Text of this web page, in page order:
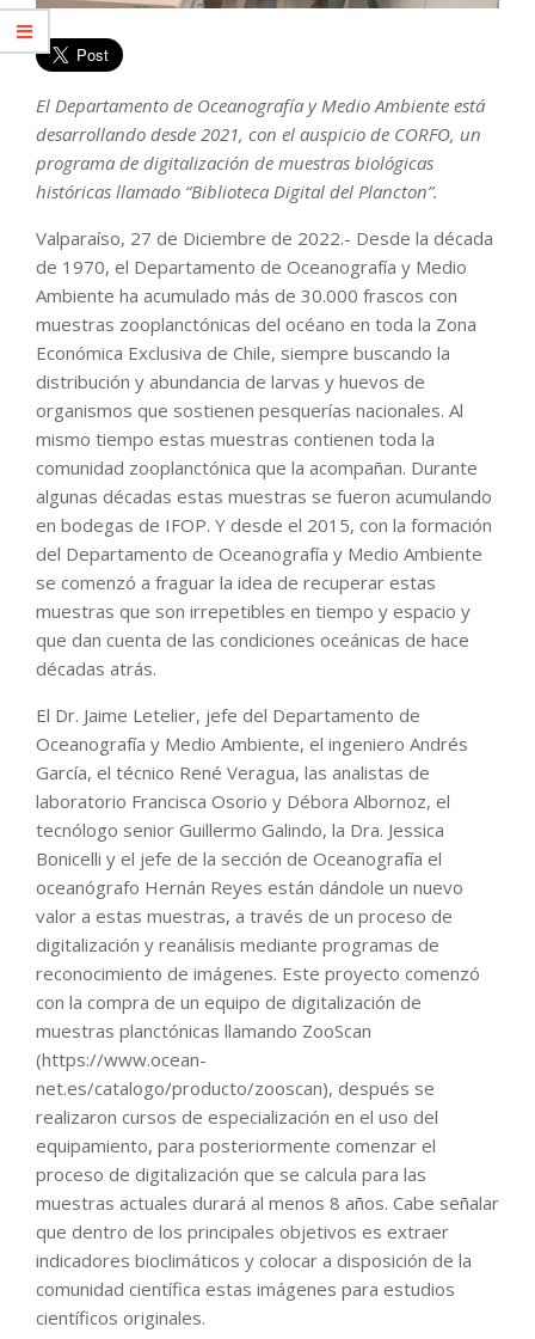
El Departamento de Oceanografía y Medio Ambiente está
desarrollando desde 2021, con el auspicio de CORFO, un
programa de digitalización de muestras biológicas
históricas llamado “Biblioteca Digital del Plancton”.
Valparaíso, 27 de Diciembre de 2022.- Desde la década
de 1970, el Departamento de Oceanografía y Medio
Ambiente ha acumulado más de 30.000 frascos con
muestras zooplanctónicas del océano en toda la Zona
Económica Exclusiva de Chile, siempre buscando la
distribución y abundancia de larvas y huevos de
organismos que sostienen pesquerías nacionales. Al
mismo tiempo estas muestras contienen toda la
comunidad zooplanctónica que la acompañan. Durante
algunas décadas estas muestras se fueron acumulando
en bodegas de IFOP. Y desde el 2015, con la formación
del Departamento de Oceanografía y Medio Ambiente
se comenzó a fraguar la idea de recuperar estas
muestras que son irrepetibles en tiempo y espacio y
que dan cuenta de las condiciones oceánicas de hace
décadas atrás.
El Dr. Jaime Letelier, jefe del Departamento de
Oceanografía y Medio Ambiente, el ingeniero Andrés
García, el técnico René Veragua, las analistas de
laboratorio Francisca Osorio y Débora Albornoz, el
tecnólogo senior Guillermo Galindo, la Dra. Jessica
Bonicelli y el jefe de la sección de Oceanografía el
oceanógrafo Hernán Reyes están dándole un nuevo
valor a estas muestras, a través de un proceso de
digitalización y reanálisis mediante programas de
reconocimiento de imágenes. Este proyecto comenzó
con la compra de un equipo de digitalización de
muestras planctónicas llamando ZooScan
(https://www.ocean-
net.es/catalogo/producto/zooscan), después se
realizaron cursos de especialización en el uso del
equipamiento, para posteriormente comenzar el
proceso de digitalización que se calcula para las
muestras actuales durará al menos 8 años. Cabe señalar
que dentro de los principales objetivos es extraer
indicadores bioclimáticos y colocar a disposición de la
comunidad científica estas imágenes para estudios
científicos originales.